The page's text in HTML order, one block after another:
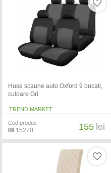
Huse scaune auto Oxford 9 bucati,
culoare Gri
TREND MARKET
Cod produs
15270 155 lei